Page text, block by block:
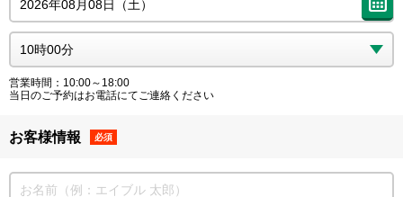
営業時間：10:00～18:00
当日のご予約はお電話にてご連絡ください
お客様情報 必須